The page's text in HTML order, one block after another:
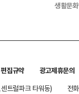
생활문
편집규약
광고제휴문의
트럴파크 타워동)
전